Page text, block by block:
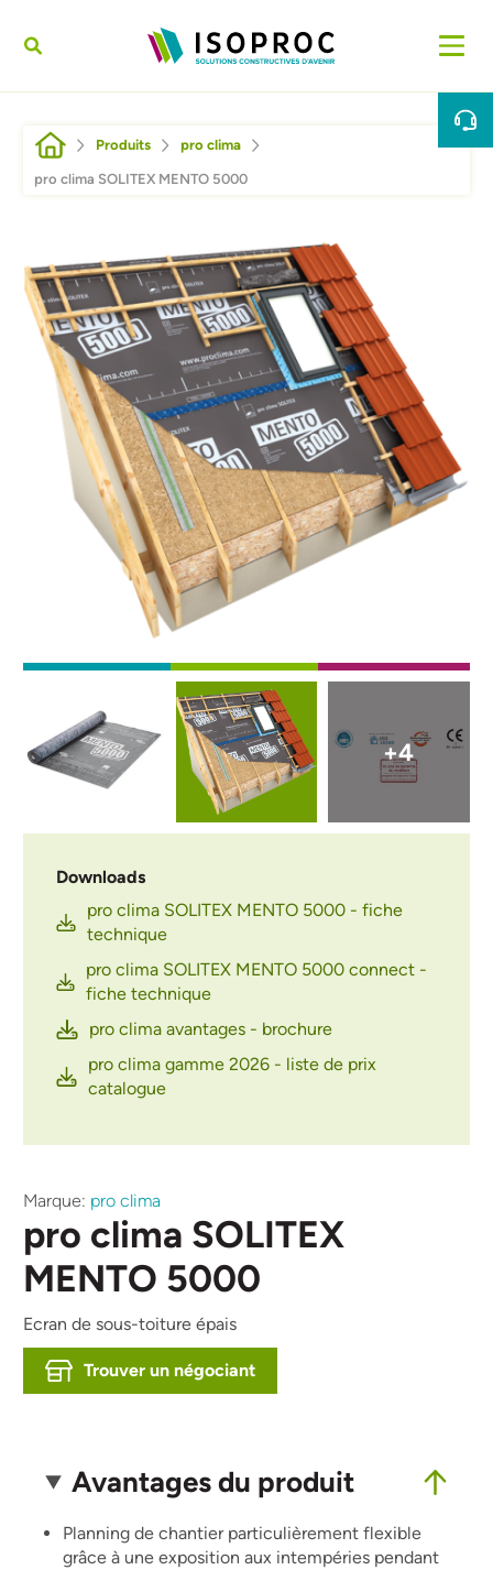
Fil d'Ariane
Produits pro clima
pro clima SOLITEX MENTO 5000
Afbeelding
+4
Downloads
pro clima SOLITEX MENTO 5000 - fiche
technique
pro clima SOLITEX MENTO 5000 connect -
fiche technique
pro clima avantages - brochure
pro clima gamme 2026 - liste de prix
catalogue
Marque: pro clima
pro clima SOLITEX
MENTO 5000
Ecran de sous-toiture épais
Trouver un négociant
Avantages du produit
Planning de chantier particulièrement flexible
grâce à une exposition aux intempéries pendant